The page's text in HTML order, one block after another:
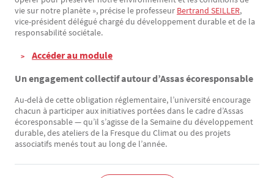
vie sur notre planète », précise le professeur Bertrand SEILLER,
vice-président délégué chargé du développement durable et de la
responsabilité sociétale.
Accéder au module
Un engagement collectif autour d’Assas écoresponsable
Au-delà de cette obligation réglementaire, l’université encourage
chacun à participer aux initiatives portées dans le cadre d’Assas
écoresponsable — qu’il s’agisse de la Semaine du développement
durable, des ateliers de la Fresque du Climat ou des projets
associatifs menés tout au long de l’année.